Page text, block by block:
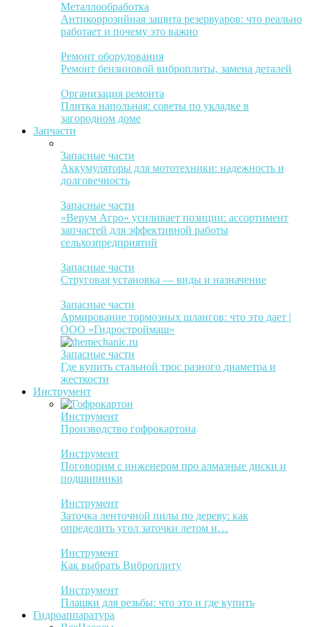
Металлообработка
Антикоррозийная защита резервуаров: что реально
работает и почему это важно
Ремонт оборудования
Ремонт бензиновой виброплиты, замена деталей
Организация ремонта
Плитка напольная: советы по укладке в
загородном доме
Запчасти
Запасные части
Аккумуляторы для мототехники: надежность и
долговечность
Запасные части
«Верум Агро» усиливает позиции: ассортимент
запчастей для эффективной работы
сельхозпредприятий
Запасные части
Струговая установка — виды и назначение
Запасные части
Армирование тормозных шлангов: что это дает |
ООО «Гидростроймаш»
Запасные части
Где купить стальной трос разного диаметра и
жесткости
Инструмент
Инструмент
Производство гофрокартона
Инструмент
Поговорим с инженером про алмазные диски и
подшипники
Инструмент
Заточка ленточной пилы по дереву: как
определить угол заточки летом и…
Инструмент
Как выбрать Виброплиту
Инструмент
Плашки для резьбы: что это и где купить
Гидроаппаратура